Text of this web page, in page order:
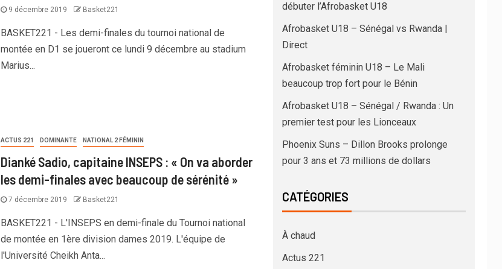
9 décembre 2019 Basket221
BASKET221 - Les demi-finales du tournoi national de
montée en D1 se joueront ce lundi 9 décembre au stadium
Marius...
ACTUS 221 DOMINANTE NATIONAL 2 FÉMININ
Dianké Sadio, capitaine INSEPS : « On va aborder
les demi-finales avec beaucoup de sérénité »
7 décembre 2019 Basket221
BASKET221 - L'INSEPS en demi-finale du Tournoi national
de montée en 1ère division dames 2019. L'équipe de
l'Université Cheikh Anta...
débuter l’Afrobasket U18
Afrobasket U18 – Sénégal vs Rwanda |
Direct
Afrobasket féminin U18 – Le Mali
beaucoup trop fort pour le Bénin
Afrobasket U18 – Sénégal / Rwanda : Un
premier test pour les Lionceaux
Phoenix Suns – Dillon Brooks prolonge
pour 3 ans et 73 millions de dollars
CATÉGORIES
À chaud
Actus 221